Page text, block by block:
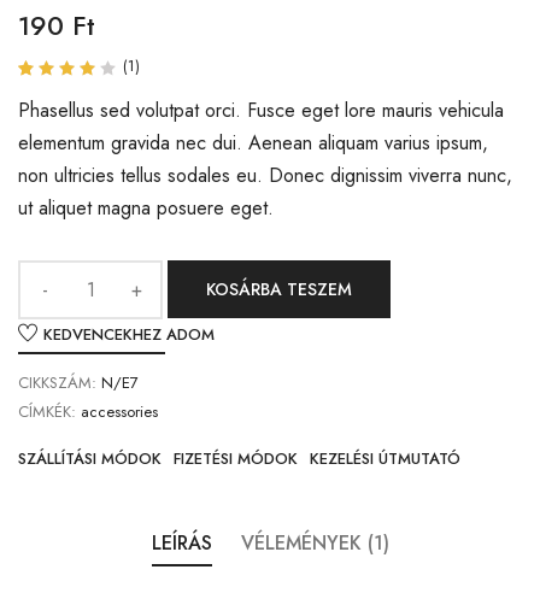
190 Ft
4.00
az 5-
ből,
értékelés
alapján
(1)
Phasellus sed volutpat orci. Fusce eget lore mauris vehicula
elementum gravida nec dui. Aenean aliquam varius ipsum,
non ultricies tellus sodales eu. Donec dignissim viverra nunc,
ut aliquet magna posuere eget.
KOSÁRBA TESZEM
KEDVENCEKHEZ ADOM
CIKKSZÁM: N/E7
CÍMKÉK: accessories
SZÁLLÍTÁSI MÓDOK FIZETÉSI MÓDOK KEZELÉSI ÚTMUTATÓ
LEÍRÁS VÉLEMÉNYEK (1)